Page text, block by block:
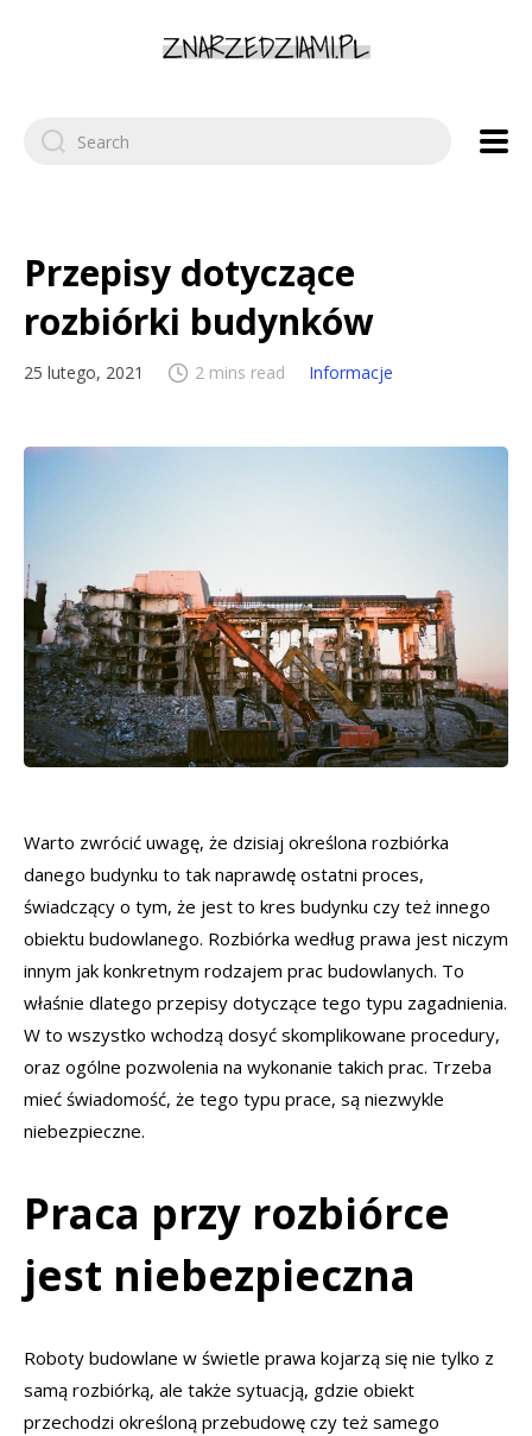
Search
for:
Przepisy dotyczące
rozbiórki budynków
25 lutego, 2021 2 mins read Informacje
Warto zwrócić uwagę, że dzisiaj określona rozbiórka
danego budynku to tak naprawdę ostatni proces,
świadczący o tym, że jest to kres budynku czy też innego
obiektu budowlanego. Rozbiórka według prawa jest niczym
innym jak konkretnym rodzajem prac budowlanych. To
właśnie dlatego przepisy dotyczące tego typu zagadnienia.
W to wszystko wchodzą dosyć skomplikowane procedury,
oraz ogólne pozwolenia na wykonanie takich prac. Trzeba
mieć świadomość, że tego typu prace, są niezwykle
niebezpieczne.
Praca przy rozbiórce
jest niebezpieczna
Roboty budowlane w świetle prawa kojarzą się nie tylko z
samą rozbiórką, ale także sytuacją, gdzie obiekt
przechodzi określoną przebudowę czy też samego